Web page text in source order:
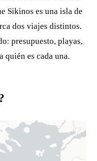
Sikinos es una isla de
dos viajes distintos.
presupuesto, playas,
quién es cada una.